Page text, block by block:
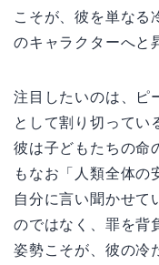
こそが、彼を単なる
のキャラクターへと
注目したいのは、ピ
として割り切ってい
彼は子どもたちの命
もなお「人類全体の
自分に言い聞かせて
のではなく、罪を
姿勢こそが、彼の冷